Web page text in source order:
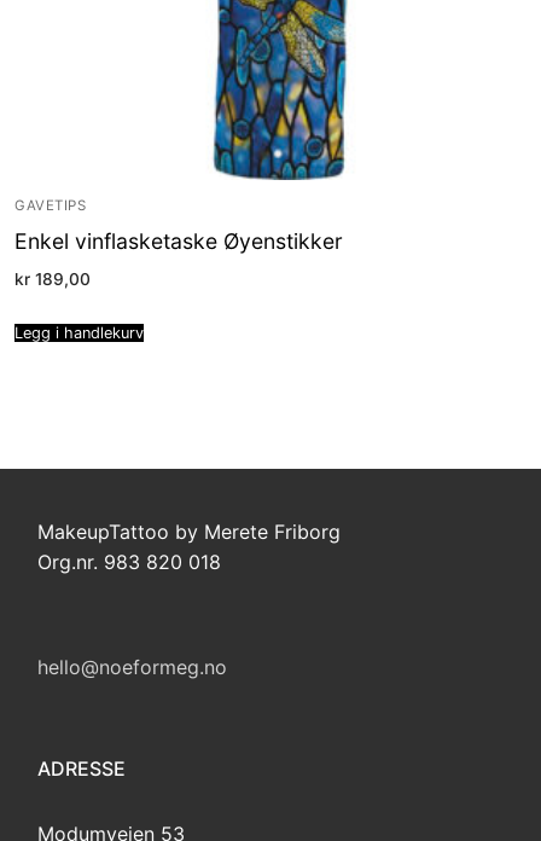
GAVETIPS
Enkel vinflasketaske Øyenstikker
kr 189,00
Legg i handlekurv
MakeupTattoo by Merete Friborg
Org.nr. 983 820 018
hello@noeformeg.no
ADRESSE
Modumveien 53